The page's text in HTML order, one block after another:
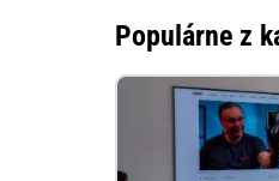
Populárne z